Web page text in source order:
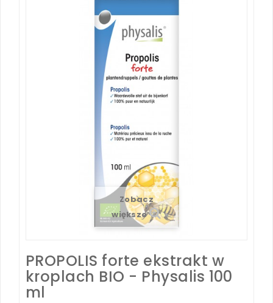
Zobacz
większe
PROPOLIS forte ekstrakt w
kroplach BIO - Physalis 100
ml